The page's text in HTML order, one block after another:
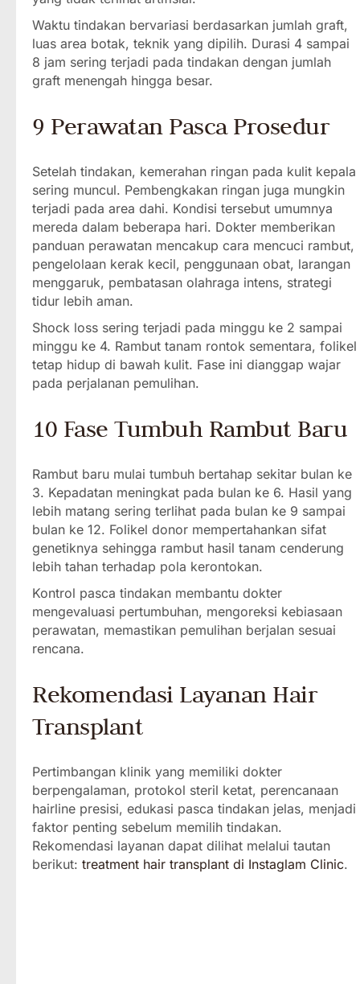
Waktu tindakan bervariasi berdasarkan jumlah graft,
luas area botak, teknik yang dipilih. Durasi 4 sampai
8 jam sering terjadi pada tindakan dengan jumlah
graft menengah hingga besar.
9 Perawatan Pasca Prosedur
Setelah tindakan, kemerahan ringan pada kulit kepala
sering muncul. Pembengkakan ringan juga mungkin
terjadi pada area dahi. Kondisi tersebut umumnya
mereda dalam beberapa hari. Dokter memberikan
panduan perawatan mencakup cara mencuci rambut,
pengelolaan kerak kecil, penggunaan obat, larangan
menggaruk, pembatasan olahraga intens, strategi
tidur lebih aman.
Shock loss sering terjadi pada minggu ke 2 sampai
minggu ke 4. Rambut tanam rontok sementara, folikel
tetap hidup di bawah kulit. Fase ini dianggap wajar
pada perjalanan pemulihan.
10 Fase Tumbuh Rambut Baru
Rambut baru mulai tumbuh bertahap sekitar bulan ke
3. Kepadatan meningkat pada bulan ke 6. Hasil yang
lebih matang sering terlihat pada bulan ke 9 sampai
bulan ke 12. Folikel donor mempertahankan sifat
genetiknya sehingga rambut hasil tanam cenderung
lebih tahan terhadap pola kerontokan.
Kontrol pasca tindakan membantu dokter
mengevaluasi pertumbuhan, mengoreksi kebiasaan
perawatan, memastikan pemulihan berjalan sesuai
rencana.
Rekomendasi Layanan Hair
Transplant
Pertimbangan klinik yang memiliki dokter
berpengalaman, protokol steril ketat, perencanaan
hairline presisi, edukasi pasca tindakan jelas, menjadi
faktor penting sebelum memilih tindakan.
Rekomendasi layanan dapat dilihat melalui tautan
berikut: treatment hair transplant di Instaglam Clinic.